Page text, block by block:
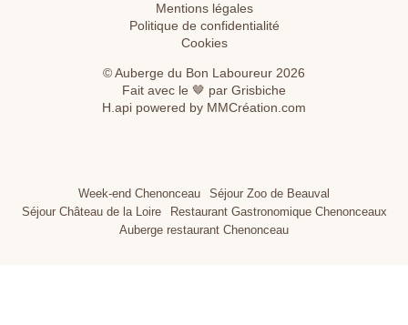
Mentions légales
Politique de confidentialité
Cookies
© Auberge du Bon Laboureur 2026
Fait avec le 🤎 par Grisbiche
H.api powered by MMCréation.com
Week-end Chenonceau
Séjour Zoo de Beauval
Séjour Château de la Loire
Restaurant Gastronomique Chenonceaux
Auberge restaurant Chenonceau